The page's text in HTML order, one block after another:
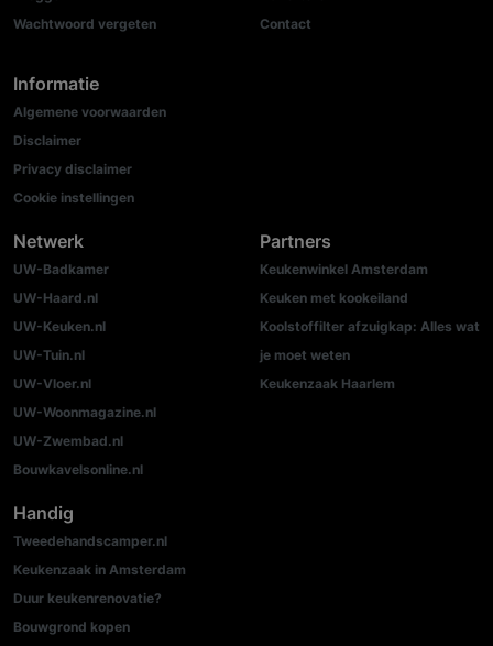
Wachtwoord vergeten
Informatie
Algemene voorwaarden
Disclaimer
Privacy disclaimer
Cookie instellingen
Contact
Netwerk
UW-Badkamer
UW-Haard.nl
UW-Keuken.nl
UW-Tuin.nl
UW-Vloer.nl
UW-Woonmagazine.nl
UW-Zwembad.nl
Bouwkavelsonline.nl
Partners
Keukenwinkel Amsterdam
Keuken met kookeiland
Koolstoffilter afzuigkap: Alles wat
je moet weten
Keukenzaak Haarlem
Handig
Tweedehandscamper.nl
Keukenzaak in Amsterdam
Duur keukenrenovatie?
Bouwgrond kopen